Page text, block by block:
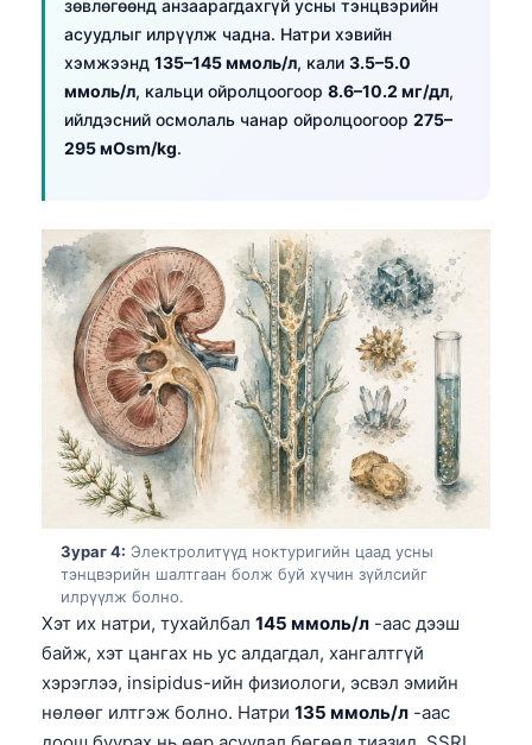
зөвлөгөөнд анзаарагдахгүй усны тэнцвэрийн
асуудлыг илрүүлж чадна. Натри хэвийн
хэмжээнд 135–145 ммоль/л, кали 3.5–5.0
ммоль/л, кальци ойролцоогоор 8.6–10.2 мг/дл,
ийлдэсний осмолаль чанар ойролцоогоор 275–
295 мOsm/kg.
Зураг 4: Электролитүүд ноктуригийн цаад усны
тэнцвэрийн шалтгаан болж буй хүчин зүйлсийг
илрүүлж болно.
Хэт их натри, тухайлбал 145 ммоль/л -аас дээш
байж, хэт цангах нь ус алдагдал, хангалтгүй
хэрэглээ, insipidus-ийн физиологи, эсвэл эмийн
нөлөөг илтгэж болно. Натри 135 ммоль/л -аас